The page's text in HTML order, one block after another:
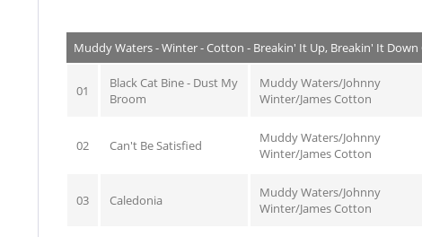
Muddy Waters - Winter - Cotton - Breakin' It Up, Breakin' It Down
01
Black Cat Bine - Dust My
Broom
Muddy Waters/Johnny
Winter/James Cotton
02 Can't Be Satisfied
Muddy Waters/Johnny
Winter/James Cotton
03 Caledonia
Muddy Waters/Johnny
Winter/James Cotton